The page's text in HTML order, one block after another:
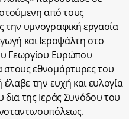
από τους
την υμνογραφική εργασία
και Ιεροψάλτη στο
Γεωργίου Ευρώπου
εθνομάρτυρες του
την ευχή και ευλογία
της Ιεράς Συνόδου του